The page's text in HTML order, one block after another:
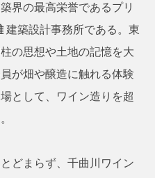
界の最高栄誉であるプリ
建築設計事務所である。東
の思想や土地の記憶を大
が畑や醸造に触れる体験
として、ワイン造りを超
どまらず、千曲川ワイン